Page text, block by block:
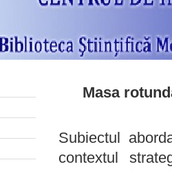
Masa
Subiectul
contextul